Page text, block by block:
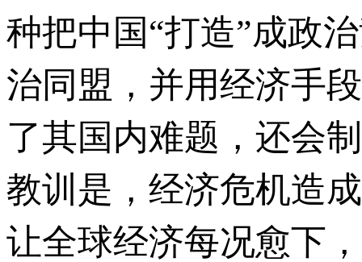
种把中国“打造”成政
治同盟，并用经济手
了其国内难题，还会
教训是，经济危机造
让全球经济每况愈下